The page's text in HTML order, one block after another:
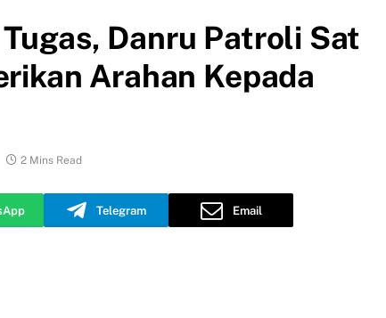
Danru Patroli Sat
Arahan Kepada
2 Mins Read
Telegram Email